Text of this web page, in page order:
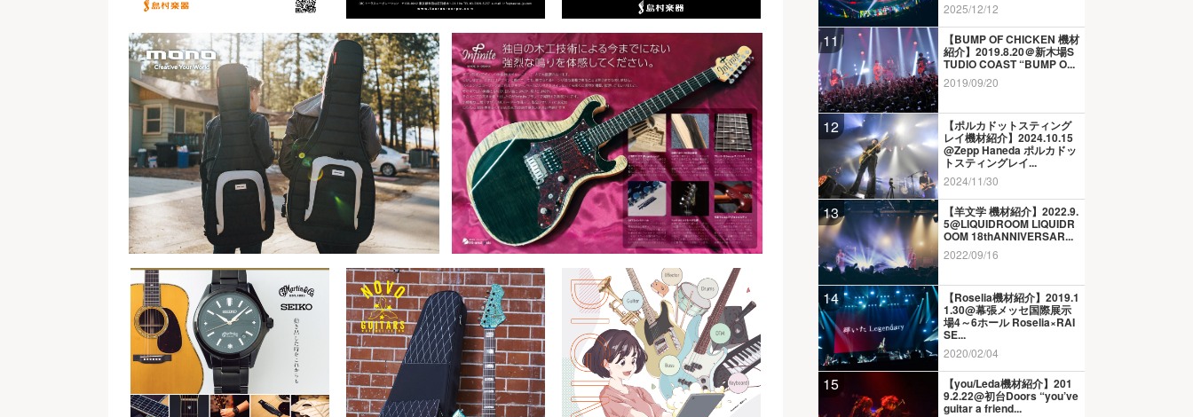
2025/12/12
11 【BUMP OF CHICKEN 機材
紹介】2019.8.20＠新木場S
TUDIO COAST “BUMP O...
2019/09/20
12 【ポルカドットスティング
レイ機材紹介】2024.10.15
@Zepp Haneda ポルカドッ
トスティングレイ...
2024/11/30
13 【羊文学 機材紹介】2022.9.
5@LIQUIDROOM LIQUIDR
OOM 18thANNIVERSAR...
2022/09/16
14 【Roselia機材紹介】2019.1
1.30@幕張メッセ国際展示
場4～6ホール Roselia×RAI
SE...
2020/02/04
15 【you/Leda機材紹介】201
9.2.22@初台Doors “you’ve
guitar a friend...